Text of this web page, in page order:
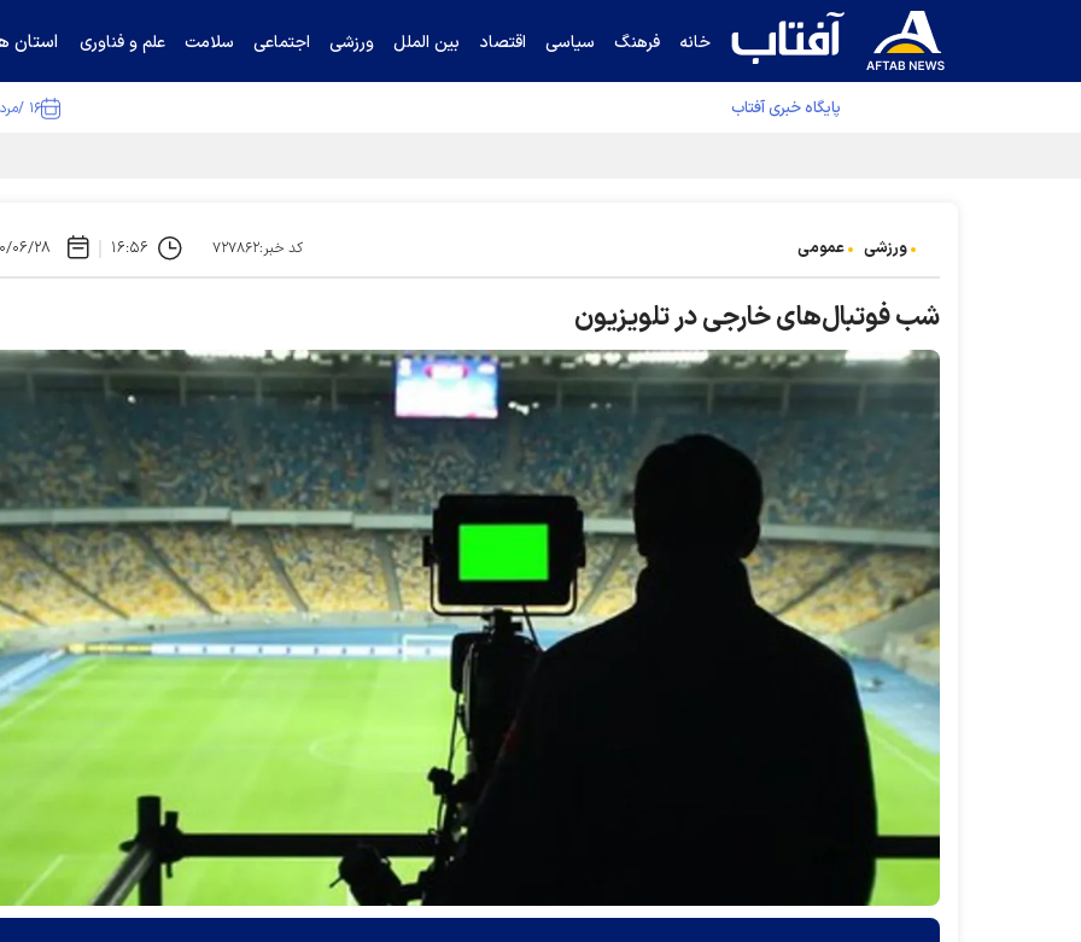
خانه فرهنگ سیاسی اقتصاد بین الملل ورزشی اجتماعی سلامت علم و فناوری استان
پایگاه خبری آفتاب ۱۶ /مرداد /۱۴۰۵
ورزشی عمومی کد خبر:۷۲۷۸۶۲ ۱۶:۵۶ ۱۴۰۰/
شب فوتبال‌های خارجی در تلویزیون